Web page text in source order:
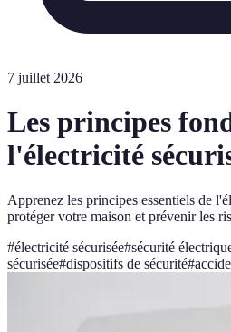
7 juillet 2026
Les principes
l'électricité
Apprenez les principes essentiels de
protéger votre maison et prévenir les
#électricité sécurisée#sécurité
sécurisée#dispositifs de sécurité#